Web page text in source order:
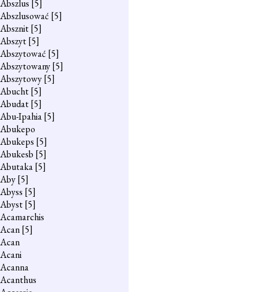
Abszlus [5]
Abszlusować [5]
Absznit[5]
Abszyt[5]
Abszytować [5]
Abszytowany[5]
Abszytowy[5]
Abucht[5]
Abudat[5]
Abu-Ipahia[5]
Abukepo
Abukeps [5]
Abukesb [5]
Abutaka[5]
Aby[5]
Abyss [5]
Abyst[5]
Acamarchis
Acan[5]
Acan
Acani
Acanna
Acanthus